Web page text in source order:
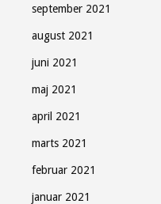
september 2021
august 2021
juni 2021
maj 2021
april 2021
marts 2021
februar 2021
januar 2021